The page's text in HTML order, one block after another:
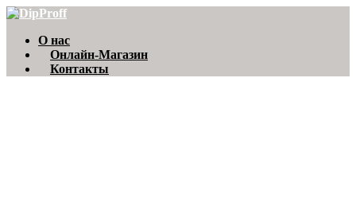
О нас
Онлайн-Магазин
Контакты